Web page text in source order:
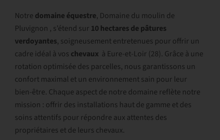
Notre domaine équestre, Domaine du moulin de
Pluvignon , s’étend sur 10 hectares de pâtures
verdoyantes, soigneusement entretenues pour offrir un
cadre idéal à vos chevaux à Eure-et-Loir (28). Grâce à une
rotation optimisée des parcelles, nous garantissons un
confort maximal et un environnement sain pour leur
bien-être. Chaque aspect de notre domaine reflète notre
mission : offrir des installations haut de gamme et des
soins attentifs pour répondre aux attentes des
propriétaires et de leurs chevaux.